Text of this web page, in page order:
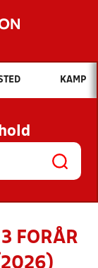
du søge efter?
NYHEDER
OG
KAMP
FORÅR